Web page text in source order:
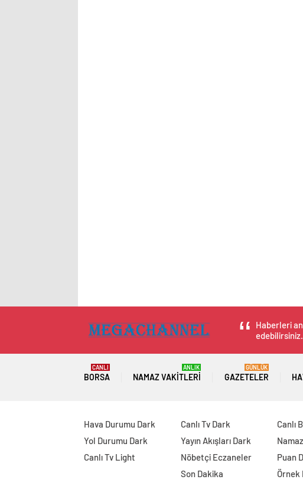
Haberleri
edebilirsiniz.
BORSA
CANLI
NAMAZ VAKITLERI
ANLIK
GAZETELER
GÜNLÜK
Hava Durumu Dark
Yol Durumu Dark
Canlı Tv Light
Canlı Tv Dark
Yayın Akışları Dark
Nöbetçi Eczaneler
Son Dakika
Canlı
Puan
Örnek